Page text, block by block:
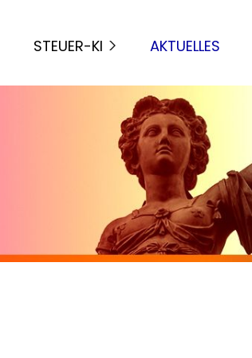
STEUER-KI AKTUELLES